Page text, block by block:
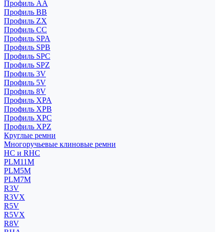
Профиль АА
Профиль BB
Профиль ZX
Профиль CC
Профиль SPA
Профиль SPB
Профиль SPC
Профиль SPZ
Профиль 3V
Профиль 5V
Профиль 8V
Профиль XPA
Профиль XPB
Профиль XPC
Профиль XPZ
Круглые ремни
Многоручьевые клиновые ремни
HC и RHC
PLM11M
PLM5M
PLM7M
R3V
R3VX
R5V
R5VX
R8V